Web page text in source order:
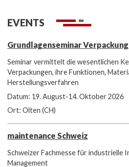
EVENTS
Grundlagenseminar Verpackung
Seminar vermittelt die wesentlichen
Verpackungen, ihre Funktionen,
Herstellungsverfahren
Datum: 19. August-14. Oktober 2026
Ort: Olten (CH)
maintenance Schweiz
Schweizer Fachmesse für industrielle
Management